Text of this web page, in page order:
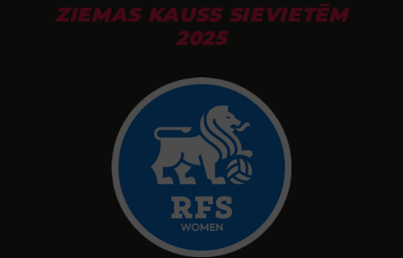
ZIEMAS KAUSS SIEVIETĒM
2025